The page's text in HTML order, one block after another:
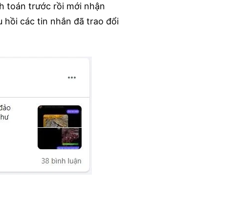
toán trước rồi mới nhận
hồi các tin nhắn đã trao đổi